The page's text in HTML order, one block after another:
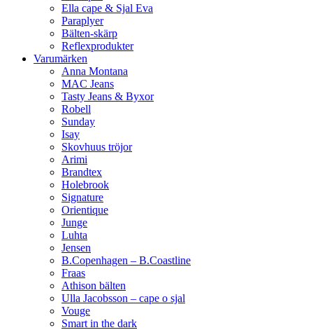
Ella cape & Sjal Eva
Paraplyer
Bälten-skärp
Reflexprodukter
Varumärken
Anna Montana
MAC Jeans
Tasty Jeans & Byxor
Robell
Sunday
Isay
Skovhuus tröjor
Arimi
Brandtex
Holebrook
Signature
Orientique
Junge
Luhta
Jensen
B.Copenhagen – B.Coastline
Fraas
Athison bälten
Ulla Jacobsson – cape o sjal
Vouge
Smart in the dark